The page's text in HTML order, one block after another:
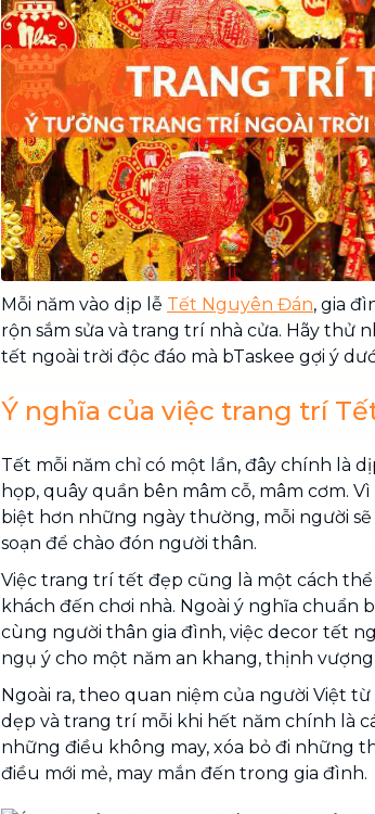
Chuyển nhà trọn gói, không lo dọn
dẹp nơi đi nơi đến
Vệ sinh công nghiệp NEW
Vệ sinh chuyên nghiệp cho văn
phòng, nhà xưởng, công trình lớn
Mỗi năm vào dịp lễ Tết Nguyên Đán, gia
rộn sắm sửa và trang trí nhà cửa. Hãy thử
tết ngoài trời độc đáo mà bTaskee gợi ý
Ý nghĩa của việc trang trí
Tết mỗi năm chỉ có một lần, đây chính là
họp, quây quần bên mâm cỗ, mâm cơm. Vì
biệt hơn những ngày thường, mỗi người
soạn để chào đón người thân.
Việc trang trí tết đẹp cũng là một cách
khách đến chơi nhà. Ngoài ý nghĩa chuẩn
cùng người thân gia đình, việc decor tết
ngụ ý cho một năm an khang, thịnh
Ngoài ra, theo quan niệm của người Việt từ
dẹp và trang trí mỗi khi hết năm chính là
những điều không may, xóa bỏ đi những
điều mới mẻ, may mắn đến trong gia đình.